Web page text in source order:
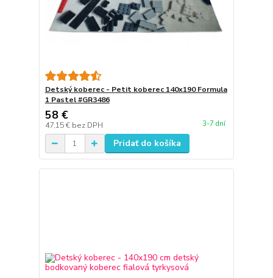
Detský koberec - Petit koberec 140x190 Formula
1 Pastel #GR3486
58 €
47,15 € bez DPH 3-7 dní
Pridať do košíka